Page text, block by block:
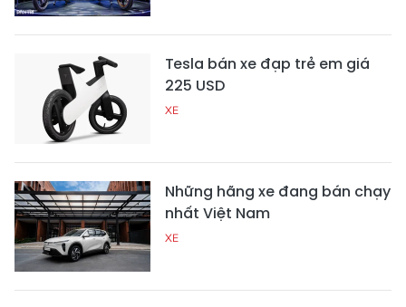
Tesla bán xe đạp trẻ em giá
225 USD
XE
Những hãng xe đang bán chạy
nhất Việt Nam
XE